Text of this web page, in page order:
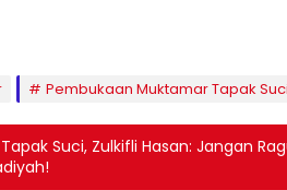
Pembukaan Muktamar Tapak Suci
Suci, Zulkifli Hasan: Jangan